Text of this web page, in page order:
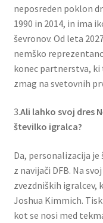
neposreden poklon
1990 in 2014, in ima
ševronov. Od leta
nemško
konec partnerstva,
zmag na svetovnih
3.Ali lahko svoj dres
številko igralca?
Da, personalizacija
z navijači DFB. Na
zvezdniških igralcev,
Joshua Kimmich.
kot se nosi med